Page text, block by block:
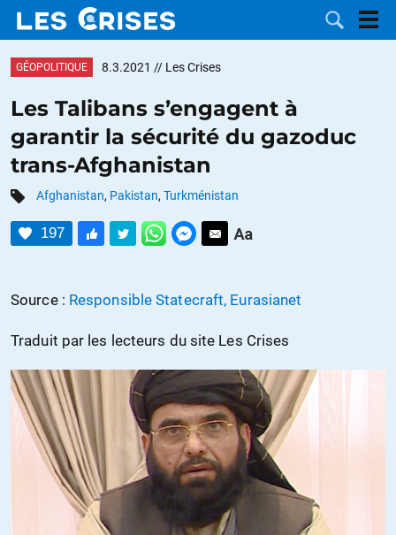
LES
DOSSIERS
CATÉGORIES
MOTS CLÉS
DON
GÉOPOLITIQUE 8.3.2021 // Les Crises
Les Talibans s’engagent à
garantir la sécurité du gazoduc
trans-Afghanistan
Afghanistan, Pakistan, Turkménistan
197
Source : Responsible Statecraft, Eurasianet
Traduit par les lecteurs du site Les Crises